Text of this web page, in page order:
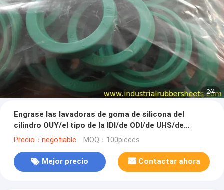
3/4
Engrase las lavadoras de goma de silicona del
cilindro OUY/el tipo de la IDI/de ODI/de UHS/de
UNS/de la O.N.U
Precio：negotiable MOQ：100pieces
Mejor precio Contactar ahora